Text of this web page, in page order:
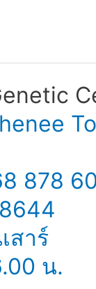
878
สาร์
น.